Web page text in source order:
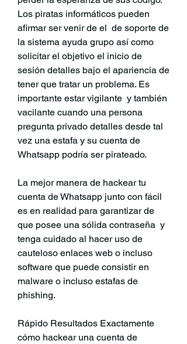
Los piratas informáticos pueden
afirmar ser venir de el  de soporte de
la sistema ayuda grupo así como
solicitar el objetivo el inicio de
sesión detalles bajo el apariencia de
tener que tratar un problema. Es
importante estar vigilante  y también
vacilante cuando una persona
pregunta privado detalles desde tal
vez una estafa y su cuenta de
Whatsapp podría ser pirateado.
La mejor manera de hackear tu
cuenta de Whatsapp junto con fácil
es en realidad para garantizar de
que posee una sólida contraseña  y
tenga cuidado al hacer uso de
cauteloso enlaces web o incluso
software que puede consistir en
malware o incluso estafas de
phishing.
Rápido Resultados Exactamente
cómo hackear una cuenta de